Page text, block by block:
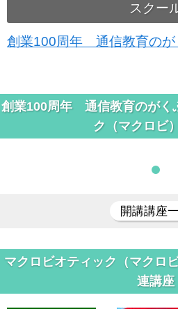
スクー
創業100周年 通信教育のが
創業100周年 通信教育のがく
ク（マクロビ
開講講座
マクロビオティック（マクロ
連講座